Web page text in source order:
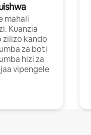
mahali
Kuanzia
zilizo kando
za boti
hizi za
vipengele